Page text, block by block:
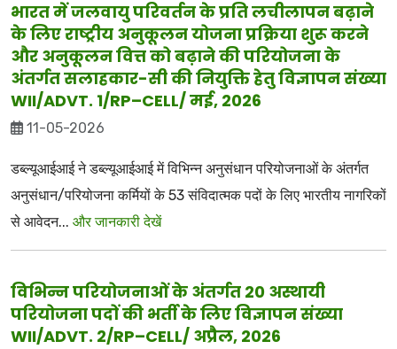
भारत में जलवायु परिवर्तन के प्रति लचीलापन बढ़ाने
के लिए राष्ट्रीय अनुकूलन योजना प्रक्रिया शुरू करने
और अनुकूलन वित्त को बढ़ाने की परियोजना के
अंतर्गत सलाहकार-सी की नियुक्ति हेतु विज्ञापन संख्या
WII/ADVT. 1/RP–CELL/ मई, 2026
11-05-2026
डब्ल्यूआईआई ने डब्ल्यूआईआई में विभिन्न अनुसंधान परियोजनाओं के अंतर्गत
अनुसंधान/परियोजना कर्मियों के 53 संविदात्मक पदों के लिए भारतीय नागरिकों
से आवेदन... और जानकारी देखें
विभिन्न परियोजनाओं के अंतर्गत 20 अस्थायी
परियोजना पदों की भर्ती के लिए विज्ञापन संख्या
WII/ADVT. 2/RP–CELL/ अप्रैल, 2026